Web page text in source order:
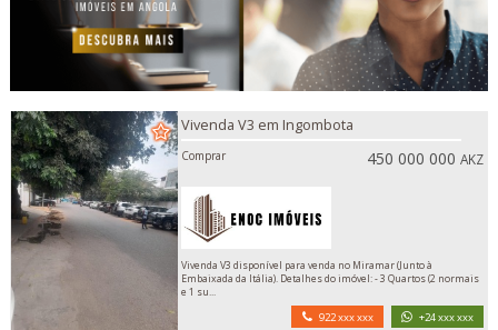
Vivenda V3 em Ingombota
Comprar 450 000 000AKZ
Vivenda V3 disponível para venda no Miramar (Junto à
Embaixada da Itália). Detalhes do imóvel: - 3 Quartos (2 normais
e 1 su...
922 xxx xxx +24 xxx xxx